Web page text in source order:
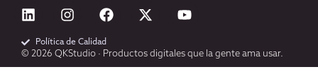
© 2026 QKStudio · Productos digitales que la gente ama usar.
Política de Calidad